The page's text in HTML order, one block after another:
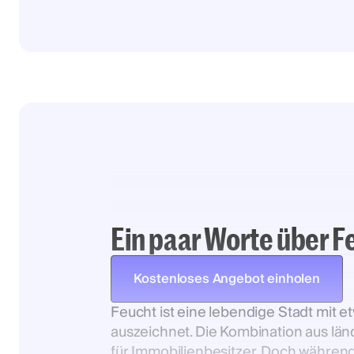
Ein paar Worte über
Kostenloses Angebot einholen
Feucht ist eine lebendige Stadt mit
auszeichnet. Die Kombination aus